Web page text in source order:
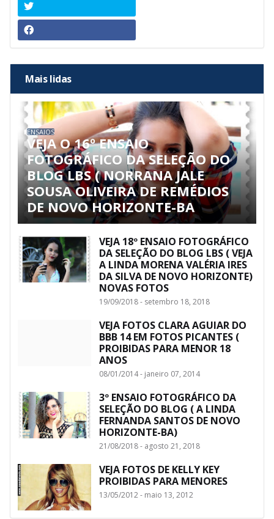
Mais lidas
ENSAIOS
VEJA O 16º ENSAIO
FOTOGRÁFICO DA SELEÇÃO DO
BLOG LBS ( NORRANA JALE
SOUSA OLIVEIRA DE REMÉDIOS
DE NOVO HORIZONTE-BA
VEJA 18º ENSAIO FOTOGRÁFICO
DA SELEÇÃO DO BLOG LBS ( VEJA
A LINDA MORENA VALÉRIA IRES
DA SILVA DE NOVO HORIZONTE)
NOVAS FOTOS
19/09/2018 - setembro 18, 2018
VEJA FOTOS CLARA AGUIAR DO
BBB 14 EM FOTOS PICANTES (
PROIBIDAS PARA MENOR 18
ANOS
08/01/2014 - janeiro 07, 2014
3º ENSAIO FOTOGRÁFICO DA
SELEÇÃO DO BLOG ( A LINDA
FERNANDA SANTOS DE NOVO
HORIZONTE-BA)
21/08/2018 - agosto 21, 2018
VEJA FOTOS DE KELLY KEY
PROIBIDAS PARA MENORES
13/05/2012 - maio 13, 2012